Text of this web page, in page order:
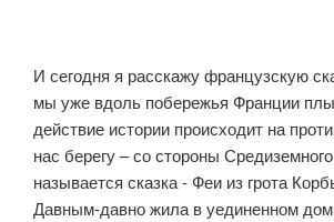
И сегодня я расскажу французскую
мы уже вдоль побережья Франции
действие истории происходит на
нас берегу – со стороны
называется сказка - Феи из грота
Давным-давно жила в уединенном